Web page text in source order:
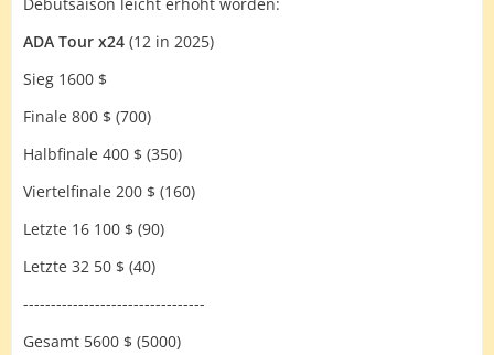
ADA Tour x24 (12 in 2025)
Sieg 1600 $
Finale 800 $ (700)
Halbfinale 400 $ (350)
Viertelfinale 200 $ (160)
Letzte 16 100 $ (90)
Letzte 32 50 $ (40)
---------------------------------
Gesamt 5600 $ (5000)